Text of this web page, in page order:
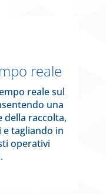
reale
reale sul
una
della raccolta,
tagliando in
operativi